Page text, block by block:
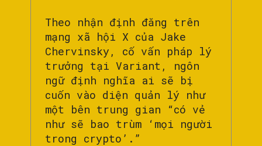
Theo nhận định đăng trên
mạng xã hội X của Jake
Chervinsky, cố vấn pháp lý
trưởng tại Variant, ngôn
ngữ định nghĩa ai sẽ bị
cuốn vào diện quản lý như
một bên trung gian “có vẻ
như sẽ bao trùm ‘mọi người
trong crypto’.”